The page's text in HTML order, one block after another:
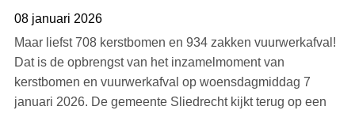
08 januari 2026
Maar liefst 708 kerstbomen en 934 zakken vuurwerkafval!
Dat is de opbrengst van het inzamelmoment van
kerstbomen en vuurwerkafval op woensdagmiddag 7
januari 2026. De gemeente Sliedrecht kijkt terug op een